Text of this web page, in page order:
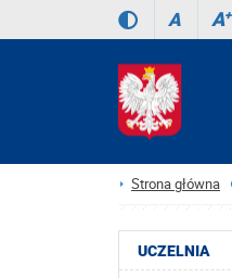
A A+
Strona główna
UCZELNIA